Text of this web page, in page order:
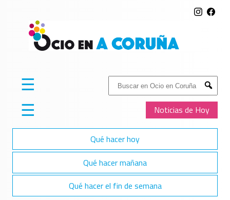
Buscar:
Submit
Noticias de Hoy
☰
☰
Qué hacer hoy
Qué hacer mañana
Qué hacer el fin de semana